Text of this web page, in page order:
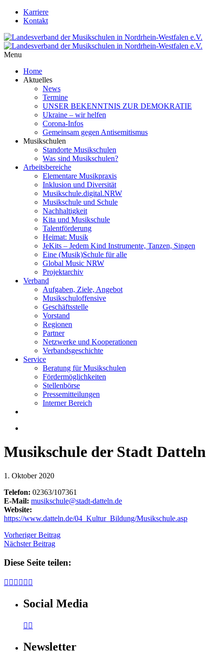
Karriere
Kontakt
Menu
Home
Aktuelles
News
Termine
UNSER BEKENNTNIS ZUR DEMOKRATIE
Ukraine – wir helfen
Corona-Infos
Gemeinsam gegen Antisemitismus
Musikschulen
Standorte Musikschulen
Was sind Musikschulen?
Arbeitsbereiche
Elementare Musikpraxis
Inklusion und Diversität
Musikschule.digital.NRW
Musikschule und Schule
Nachhaltigkeit
Kita und Musikschule
Talentförderung
Heimat: Musik
JeKits – Jedem Kind Instrumente, Tanzen, Singen
Eine (Musik)Schule für alle
Global Music NRW
Projektarchiv
Verband
Aufgaben, Ziele, Angebot
Musikschuloffensive
Geschäftsstelle
Vorstand
Regionen
Partner
Netzwerke und Kooperationen
Verbandsgeschichte
Service
Beratung für Musikschulen
Fördermöglichkeiten
Stellenbörse
Pressemitteilungen
Interner Bereich
Musikschule der Stadt Datteln
1. Oktober 2020
Telefon: 02363/107361
E-Mail: musikschule@stadt-datteln.de
Website:
https://www.datteln.de/04_Kultur_Bildung/Musikschule.asp
Vorheriger Beitrag
Nächster Beitrag
Diese Seite teilen:
     
Social Media
 
Newsletter